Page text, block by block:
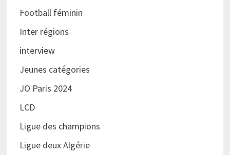
Football féminin
Inter régions
interview
Jeunes catégories
JO Paris 2024
LCD
Ligue des champions
Ligue deux Algérie